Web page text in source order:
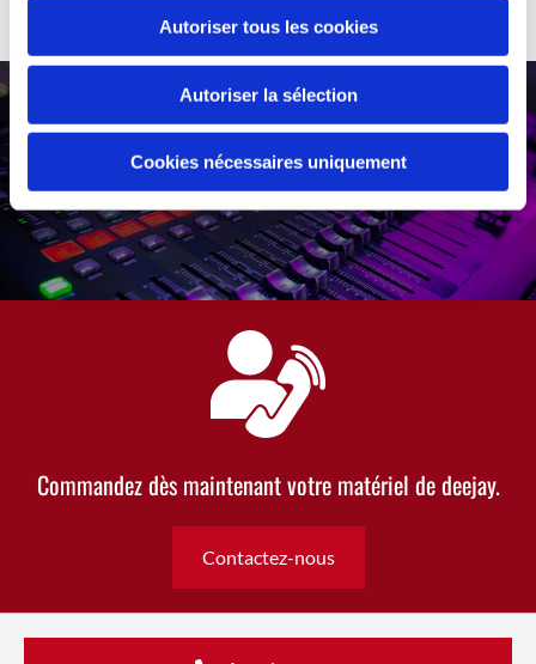
Autoriser tous les cookies
Autoriser la sélection
Cookies nécessaires uniquement
Produits de qualité
Commandez dès maintenant votre matériel de deejay.
Contactez-nous